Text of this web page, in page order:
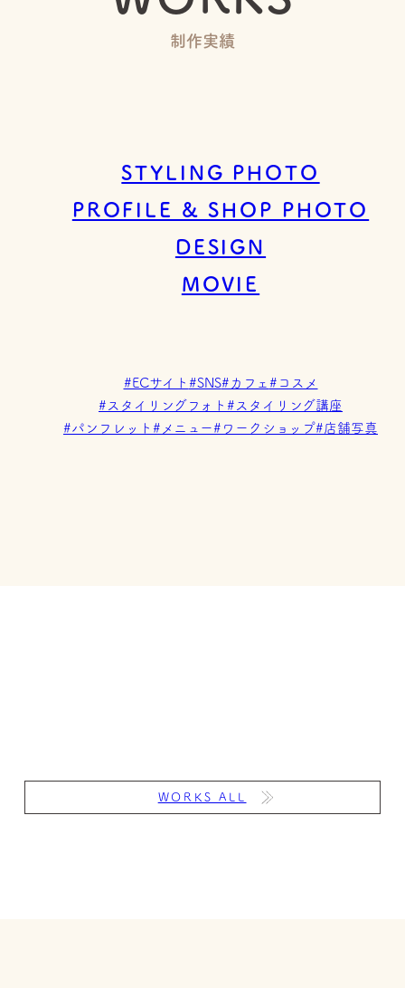
制作実績
STYLING PHOTO
PROFILE & SHOP PHOTO
DESIGN
MOVIE
#ECサイト #SNS#カフェ #コスメ
#スタイリングフォト #スタイリング講座
#パンフレット #メニュー#ワークショップ#店舗写真
WORKS ALL